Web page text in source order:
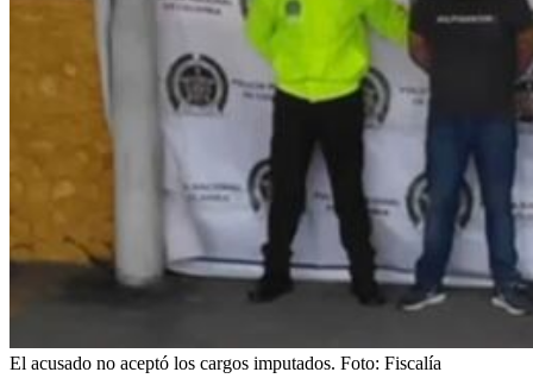
El acusado no aceptó los cargos imputados. Foto: Fiscalía